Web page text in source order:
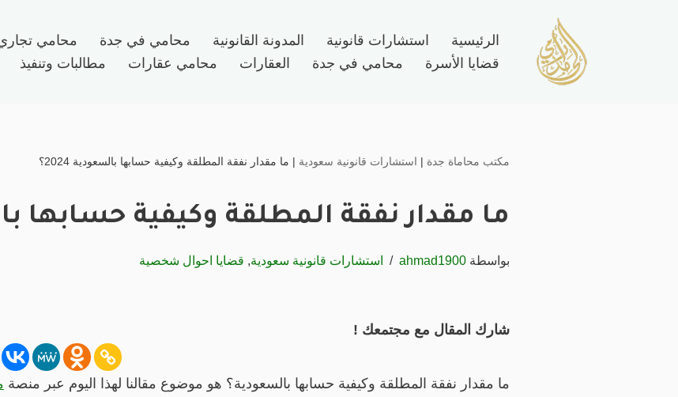
الرئيسية استشارات قانونية المدونة القانونية محامي في جدة محامي
قضايا الأسرة
محامي في جدة العقارات محامي عقارات مطالبات وتنفيذ
مكتب محاماة جدة | استشارات قانونية سعودية | ما مقدار نفقة المطلقة وكيفية حسابها بالسعودية 2024؟
ما مقدار نفقة المطلقة وكيفية حسابها
بواسطةahmad1900 استشارات قانونية سعودية, قضايا احوال شخصية
شارك المقال مع مجتمعك !
ما مقدار نفقة المطلقة وكيفية حسابها بالسعودية؟ هو موضوع مقالنا لهذا اليوم عبر منصة